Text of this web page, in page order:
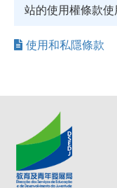
站的使用權條款使
使用和私隱條款